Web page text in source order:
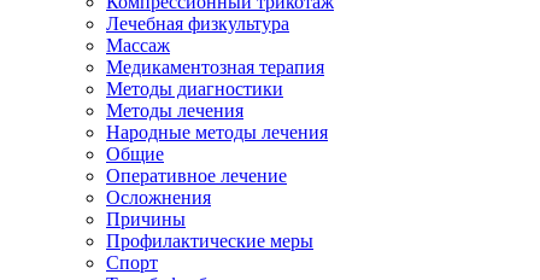
Лечебная физкультура
Массаж
Медикаментозная терапия
Методы диагностики
Методы лечения
Народные методы лечения
Общие
Оперативное лечение
Осложнения
Причины
Профилактические меры
Спорт